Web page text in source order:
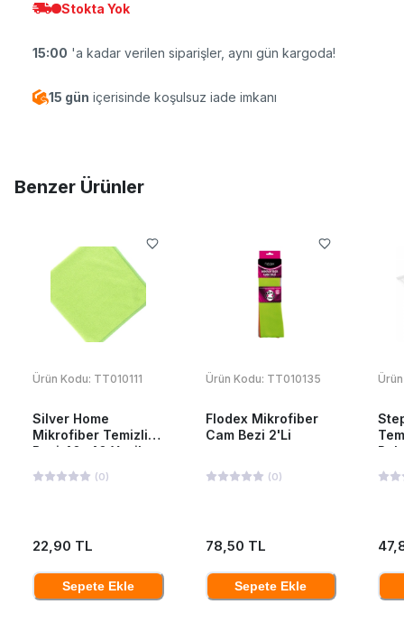
Stokta Yok
15:00 'a kadar verilen siparişler, aynı gün kargoda!
15 gün içerisinde koşulsuz iade imkanı
Benzer Ürünler
Ürün Kodu: TT010111
Silver Home
Mikrofiber Temizlik
Bezi 40x40 Yeşil
(0)
22,90 TL
Sepete Ekle
Ürün Kodu: TT010135
Flodex Mikrofiber
Cam Bezi 2'Li
(0)
78,50 TL
Sepete Ekle